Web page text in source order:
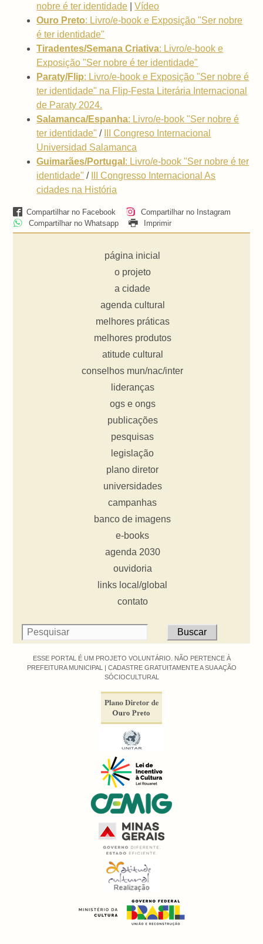
nobre é ter identidade |Vídeo
Ouro Preto: Livro/e-book e Exposição "Ser nobre
é ter identidade"
Tiradentes/Semana Criativa: Livro/e-book e
Exposição "Ser nobre é ter identidade"
Paraty/Flip: Livro/e-book e Exposição "Ser nobre é
ter identidade" na Flip-Festa Literária Internacional
de Paraty 2024.
Salamanca/Espanha: Livro/e-book "Ser nobre é
ter identidade" /
III Congreso Internacional
Universidad Salamanca
Guimarães/Portugal : Livro/e-book "Ser nobre é ter
identidade" /
III Congresso Internacional As
cidades na História
Compartilhar no Facebook
Compartilhar no Instagram
Compartilhar no Whatsapp
Imprimir
página inicial
o projeto
a cidade
agenda cultural
melhores práticas
melhores produtos
atitude cultural
conselhos mun/nac/inter
lideranças
ogs e ongs
publicações
pesquisas
legislação
plano diretor
universidades
campanhas
banco de imagens
e-books
agenda 2030
ouvidoria
links local/global
contato
ESSE PORTAL É UM PROJETO VOLUNTÁRIO. NÃO PERTENCE À
PREFEITURA MUNICIPAL | CADASTRE GRATUITAMENTE A SUA AÇÃO
SÓCIOCULTURAL